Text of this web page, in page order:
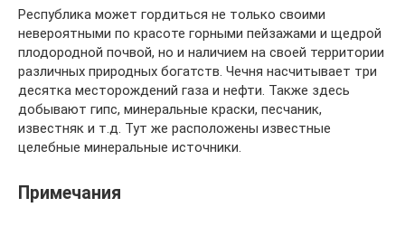
Республика может гордиться не только своими
невероятными по красоте горными пейзажами и щедрой
плодородной почвой, но и наличием на своей территории
различных природных богатств. Чечня насчитывает три
десятка месторождений газа и нефти. Также здесь
добывают гипс, минеральные краски, песчаник,
известняк и т.д. Тут же расположены известные
целебные минеральные источники.
Примечания